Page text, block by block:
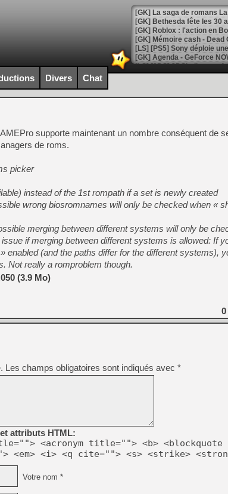
[GK] Bethesda fête les 30
[GK] Roblox : l'action en
[GK] Agenda - GeForce
[GK] Devolver Digital en a
[LS] [PS5] ps5-y2jb-
[GK] Pourquoi Marvel
[GK] Test : Restory : Chill
[GK] GTA 6 : Rockstar
[GK] Hot Wheels Infinite
[GK] Mémoire cash -
[GK] Résultats Nintendo :
[GK] Déjà des
[GK] Minecraft et ses «
[GK] Beast of
[GK] Ubisoft : fin de partie
[GK] Mémoire cash -
[GK] Dan Houser (GTA)
[GK] Comment EA Sports
[GK] Crimson Moon : un
[GK] Isle of Reveries : le
[GK] Moonlighter 2 : The
[GK] Capcom relance
[GK] Le beat'em up The
[GK] Endless Legend 2 :
[LS] [PS5] Le WebKit
[GK] Oubliez Crazy Taxi,
[LS] [Switch] NSZ 5.0.0
Divers Chat
supporte maintenant un nombre conséquent de
de roms.
picker
instead of the 1st rompath if a set is newly created
wrong biosromnames will only be checked when «
merging between different systems will only be
if merging between different systems is allowed: If
enabled (and the paths differ for the different systems),
Not really a romproblem though.
(3.9 Mo)
0
Les champs obligatoires sont indiqués avec *
attributs HTML:
<acronym title=""> <b> <blockquote
<em> <i> <q cite=""> <s> <strike>
Votre nom *